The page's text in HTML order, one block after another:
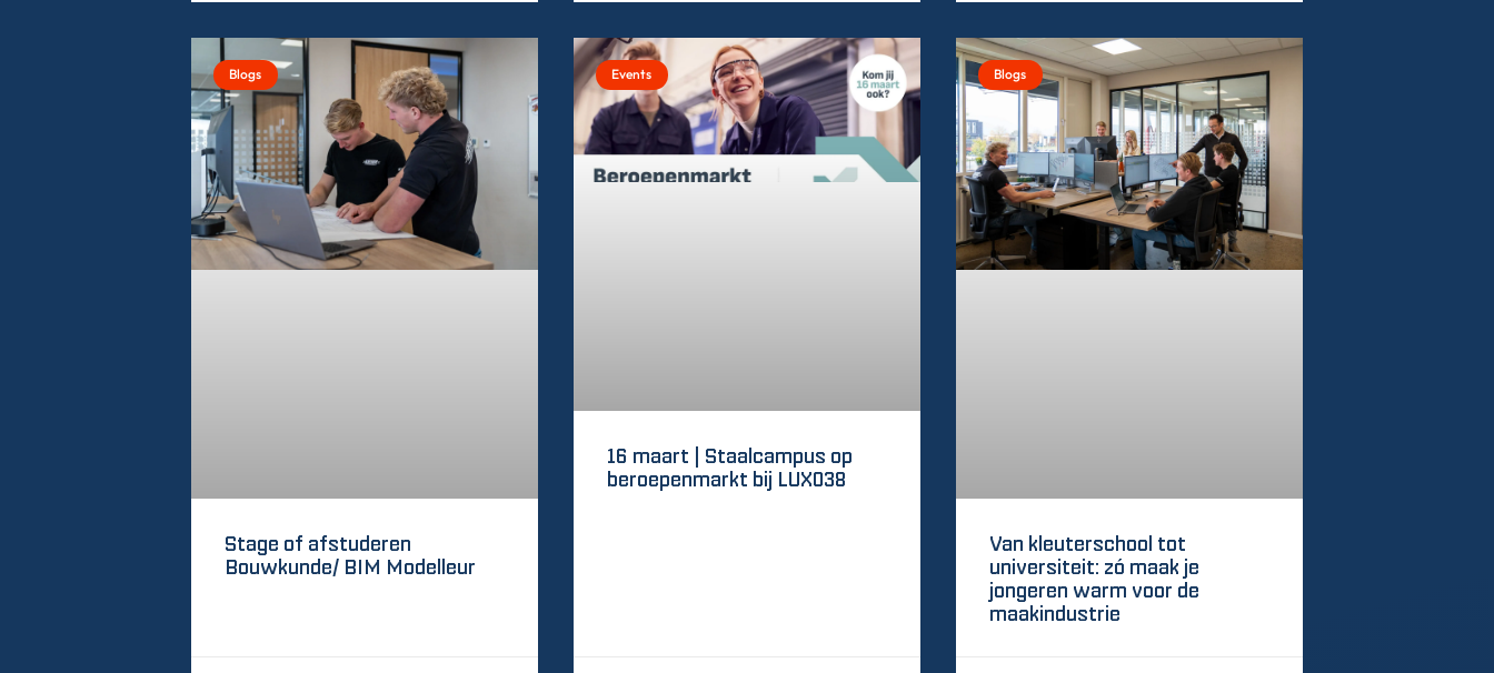
Blogs
Stage of afstuderen
Bouwkunde/ BIM Modelleur
Events
16 maart | Staalcampus op
beroepenmarkt bij LUX038
Blogs
Van kleuterschool tot
universiteit: zó maak je
jongeren warm voor de
maakindustrie